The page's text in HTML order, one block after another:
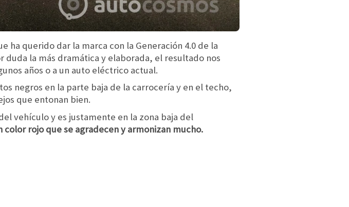
querido dar la marca con la Generación 4.0 de la
duda la más dramática y elaborada, el resultado nos
años o a un auto eléctrico actual.
negros en la parte baja de la carrocería y en el techo,
que entonan bien.
vehículo y es justamente en la zona baja del
rojo que se agradecen y armonizan mucho.